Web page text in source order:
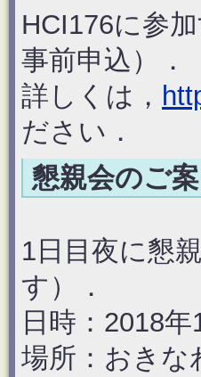
HCI176に参
事前申込）．
詳しくは，
ださい．
懇親会のご
1日目夜に懇
す）．
日時：2018
場所：おき